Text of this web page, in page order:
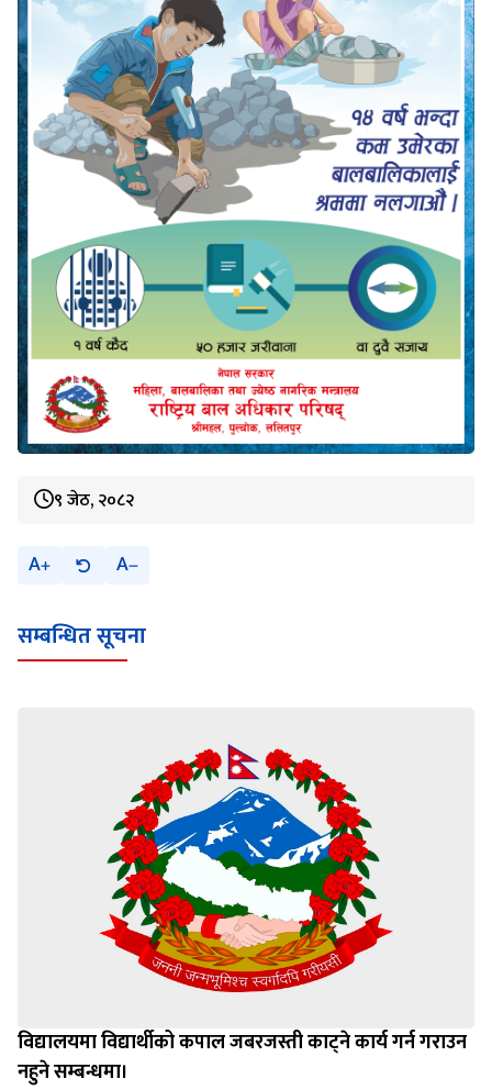
९ जेठ, २०८२
A A
सम्बन्धित सूचना
विद्यालयमा विद्यार्थीको कपाल जबरजस्ती काट्ने कार्य गर्न गराउन
नहुने सम्बन्धमा।